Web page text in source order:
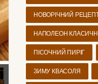
НОВОРІЧНИЙ
НАПОЛЕОН
ПІСОЧНИЙ ПИРІГ
ЗИМУ КВАСОЛЯ